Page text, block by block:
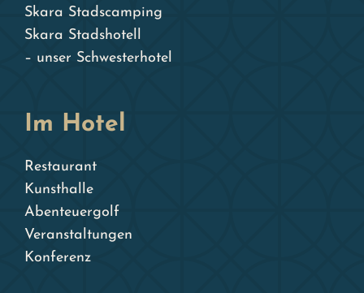
Skara Stadscamping
Skara Stadshotell
– unser Schwesterhotel
Im Hotel
Restaurant
Kunsthalle
Abenteuergolf
Veranstaltungen
Konferenz